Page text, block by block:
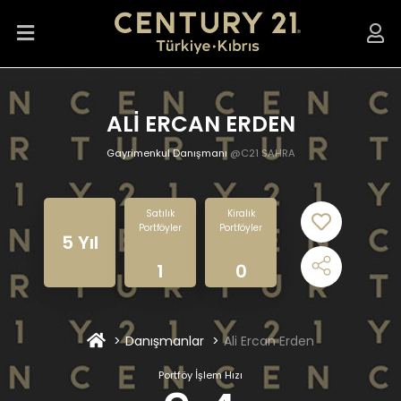
ALİ ERCAN ERDEN
Gayrimenkul Danışmanı @C21 SAHRA
5 Yıl
Satılık
Portföyler
1
Kiralık
Portföyler
0
Danışmanlar Ali Ercan Erden
Portföy İşlem Hızı